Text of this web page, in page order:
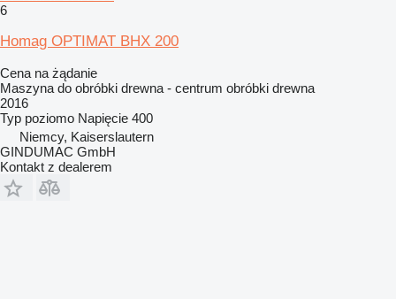
6
Homag OPTIMAT BHX 200
Cena na żądanie
Maszyna do obróbki drewna - centrum obróbki drewna
2016
Typ poziomo Napięcie 400
Niemcy, Kaiserslautern
GINDUMAC GmbH
Kontakt z dealerem